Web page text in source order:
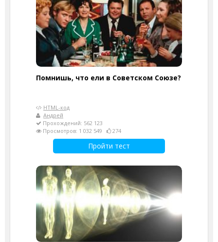
Помнишь, что ели в Советском Союзе?
HTML-код
Андрей
Прохождений: 562 123
Просмотров: 1 032 549
274
Пройти тест